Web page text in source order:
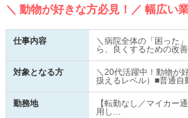
＼ 動物が好きな方必見！／ 幅広い
仕事内容
＼病院全体の「困った
ら、良くするための改
対象となる方
＼20代活躍中！動物が
扱えるレベル）■普通自
勤務地
【転勤なし／マイカー
用し…